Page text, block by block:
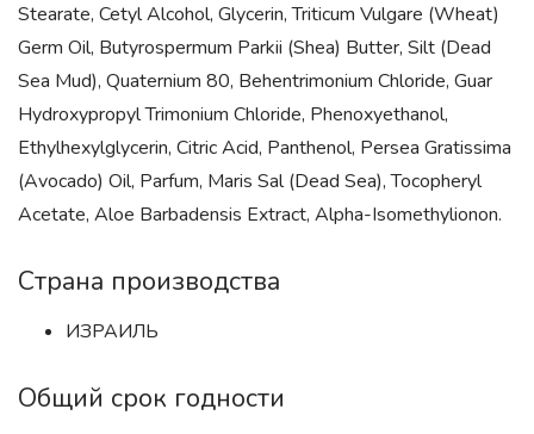
Stearate, Cetyl Alcohol, Glycerin, Triticum Vulgare (Wheat)
Germ Oil, Butyrospermum Parkii (Shea) Butter, Silt (Dead
Sea Mud), Quaternium 80, Behentrimonium Chloride, Guar
Hydroxypropyl Trimonium Chloride, Phenoxyethanol,
Ethylhexylglycerin, Citric Acid, Panthenol, Persea Gratissima
(Avocado) Oil, Parfum, Maris Sal (Dead Sea), Tocopheryl
Acetate, Aloe Barbadensis Extract, Alpha-Isomethylionon.
Страна производства
ИЗРАИЛЬ
Общий срок годности